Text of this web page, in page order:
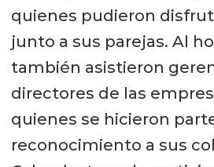
quienes pudieron
junto a sus parejas. Al
también asistieron
directores de las
quienes se hicieron
reconocimiento a sus